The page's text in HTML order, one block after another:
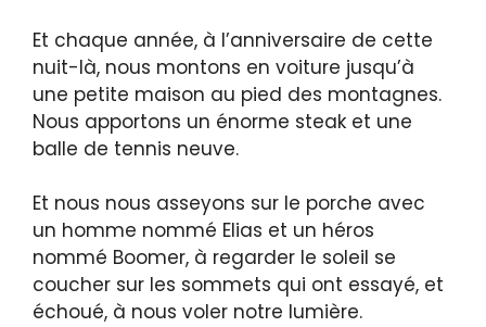
Et chaque année, à l’anniversaire de cette
nuit-là, nous montons en voiture jusqu’à
une petite maison au pied des montagnes.
Nous apportons un énorme steak et une
balle de tennis neuve.
Et nous nous asseyons sur le porche avec
un homme nommé Elias et un héros
nommé Boomer, à regarder le soleil se
coucher sur les sommets qui ont essayé, et
échoué, à nous voler notre lumière.